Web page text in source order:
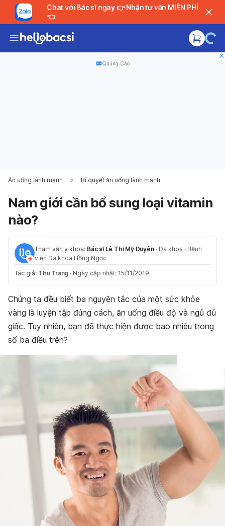
Chat với Bác sĩ ngay 👉 Nhận tư vấn MIỄN PHÍ
👈
Quảng Cáo
Ăn uống lành mạnh Bí quyết ăn uống lành mạnh
Nam giới cần bổ sung loại vitamin
nào?
Tham vấn y khoa: Bác sĩ Lê Thị Mỹ Duyên ·Đa khoa · Bệnh
viện Đa khoa Hồng Ngọc
Tác giả: Thu Trang · Ngày cập nhật: 15/11/2019
Chúng ta đều biết ba nguyên tắc của một sức khỏe
vàng là luyện tập đúng cách, ăn uống điều độ và ngủ đủ
giấc. Tuy nhiên, bạn đã thực hiện được bao nhiêu trong
số ba điều trên?